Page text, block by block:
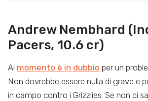
Andrew Nembhard
Pacers, 10.6 cr)
Al momento è in dubbio per un
Non dovrebbe essere nulla di grave e
in campo contro i Grizzlies. Se non ci